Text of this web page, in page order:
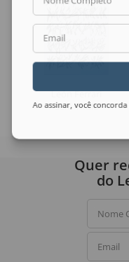
León Ferrari
Sem Título
Email
Ao assinar, você concorda
Quer
do
Nome
Email